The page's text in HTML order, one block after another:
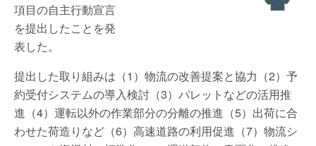
項目の自主行動宣言
を提出したことを発
表した。
提出した取り組みは（1）物流の改善提案と協力（2）予
約受付システムの導入検討（3）パレットなどの活用推
進（4）運転以外の作業部分の分離の推進（5）出荷に合
わせた荷造りなど（6）高速道路の利用促進（7）物流シ